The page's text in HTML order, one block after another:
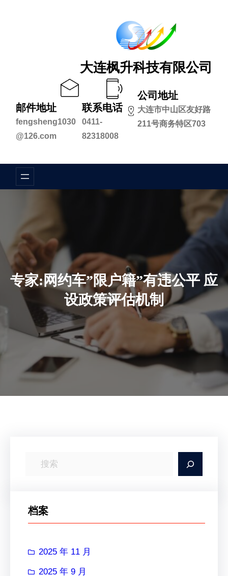
大连枫升科技有限公司
邮件地址
fengsheng1030
@126.com
联系电话
0411-
82318008
公司地址
大连市中山区友好路
211号商务特区703
专家:网约车”限户籍”有违公平 应
设政策评估机制
档案
2025 年 11 月
2025 年 9 月